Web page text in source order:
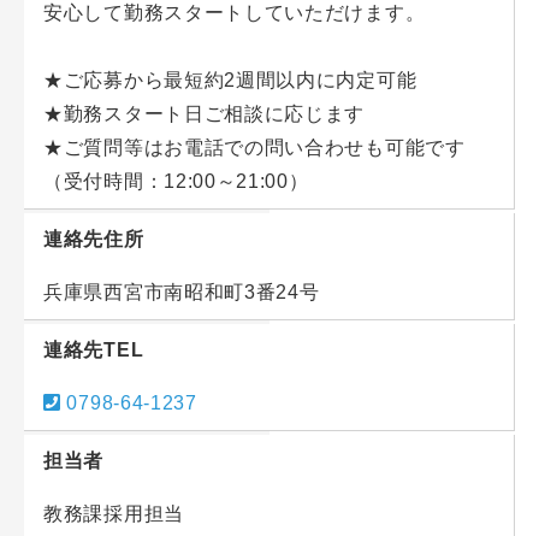
安心して勤務スタートしていただけます。
★ご応募から最短約2週間以内に内定可能
★勤務スタート日ご相談に応じます
★ご質問等はお電話での問い合わせも可能です
（受付時間：12:00～21:00）
連絡先住所
兵庫県西宮市南昭和町3番24号
連絡先TEL
0798-64-1237
担当者
教務課採用担当